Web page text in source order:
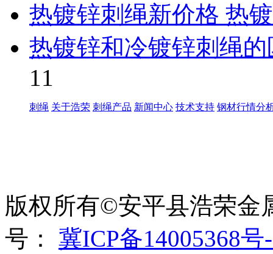
热镀锌刺绳新价格 热
热镀锌和冷镀锌刺绳
11
刺绳 关于浩荣 刺绳产品 新闻中心 技术支持 钢材行情分
版权所有©安平县浩荣
号： 冀ICP备14005368号